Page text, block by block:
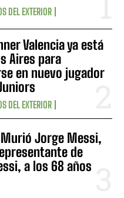
DEL EXTERIOR
Valencia ya está
Aires para
en nuevo jugador
DEL EXTERIOR
Murió Jorge Messi,
de
a los 68 años